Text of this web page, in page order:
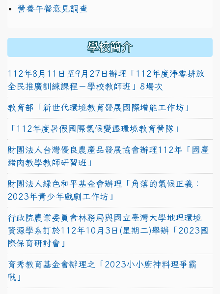
營養午餐意見調查
學校簡介
112年8月11日至9月27日辦理「112年度淨零排放
全民推廣訓練課程－學校教師班」8場次
教育部「新世代環境教育發展國際增能工作坊」
「112年度暑假國際氣候變遷環境教育營隊」
財團法人台灣優良農產品發展協會辦理112年「國產
豬肉教學教師研習班」
財團法人綠色和平基金會辦理「角落的氣候正義：
2023年青少年戲劇工作坊」
行政院農業委員會林務局與國立臺灣大學地理環境
資源學系訂於112年10月3日(星期二)舉辦「2023國
際保育研討會」
育秀教育基金會辦理之「2023小小廚神料理爭霸
戰」